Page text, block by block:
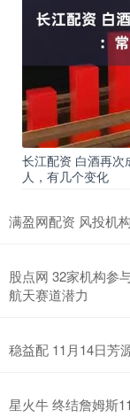
长江配资 白酒再次
人，有几个变化
满盈网配资 风投机
股点网 32家机构参
航天赛道潜力
稳益配 11月14日芳
星火牛 终结詹姆斯